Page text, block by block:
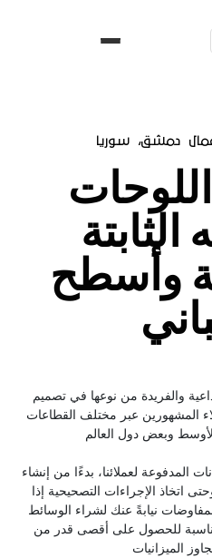
دمشق، سوريا
الثابتة
وأسطح
الإبداعية والفريدة من نوعها في تصميم
المشهورين عبر مختلف القطاعات
وبعض دول العالم
المدفوعة لعملائنا، بدءًا من إنشاء
اتخاذ الإجراءات التصحيحية إذا
نيابةً عنك لشراء الوسائط
للحصول على أقصى قدر من
الميزانيات